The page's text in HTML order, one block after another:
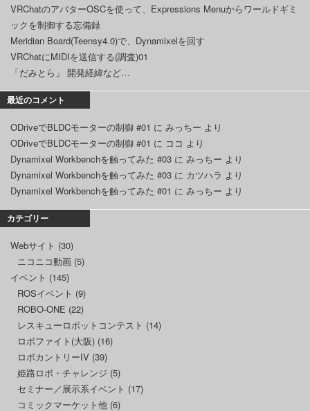
VRChatのアバターOSCを使って、Expressions Menuからワールドギミ
ックを制御する忘備録
Meridian Board(Teensy4.0)で、Dynamixelを回す
VRChatにMIDIを送信する(調査)01
「だみとら」 開発経緯など…
最近のコメント
ODriveでBLDCモーターの制御 #01 に みっちー より
ODriveでBLDCモーターの制御 #01 に ココ より
Dynamixel Workbenchを触ってみた #03 に みっちー より
Dynamixel Workbenchを触ってみた #03 に カツハラ より
Dynamixel Workbenchを触ってみた #01 に みっちー より
カテゴリー
Webサイト (30)
ニコニコ動画 (5)
イベント (145)
ROSイベント (9)
ROBO-ONE (22)
レスキューロボットコンテスト (14)
ロボファイト(大阪) (16)
ロボカントリーIV (39)
姫路ロボ・チャレンジ (5)
セミナー／展示系イベント (17)
コミックマーケット他 (6)